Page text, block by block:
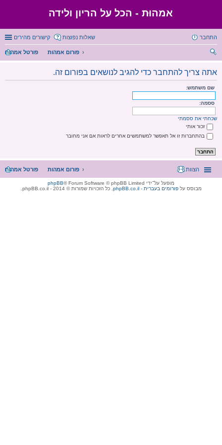
אמהוּת - הכל על הריון ולידה
קישורים מהירים שאלות נפוצות התחבר
פורטל אמהות
פורום אמהות
ש
אתה צריך להתחבר כדי להגיב לנושאים בפורום זה.
שם משתמש:
ססמה:
שכחתי את ססמתי
זכור אותי
בהתחברות זו אל תאפשר למשתמשים אחרים לראות אם אני מחובר
פורטל אמהות פורום אמהות הצוות
מופעל על־ידי phpBB® Forum Software © phpBB Limited
מבוסס עלphpBB.co.il - פורומים בעברית . כל הזכויות שמורות © 2014 - phpBB.co.il.